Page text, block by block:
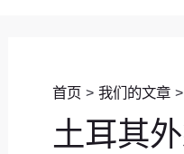
首页 我们的文章
土耳其